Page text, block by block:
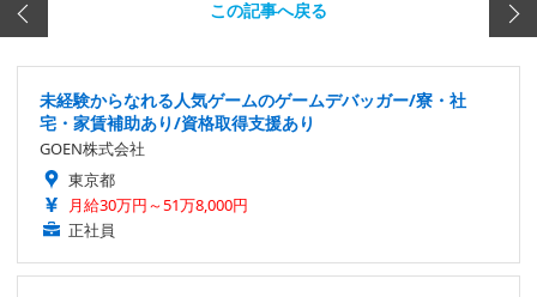
この記事へ戻る
未経験からなれる人気ゲームのゲームデバッガー/寮・社
宅・家賃補助あり/資格取得支援あり
GOEN株式会社
東京都
月給30万円～51万8,000円
正社員